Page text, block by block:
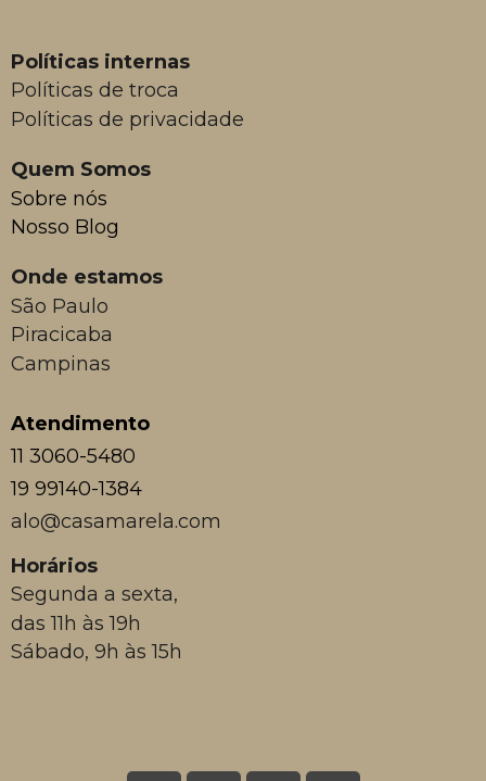
Políticas internas
Políticas de troca
Políticas de privacidade
Quem Somos
Sobre nós
Nosso Blog
Onde estamos
São Paulo
Piracicaba
Campinas
Atendimento
11 3060-5480
19 99140-1384
alo@casamarela.com
Horários
Segunda a sexta,
das 11h às 19h
Sábado, 9h às 15h